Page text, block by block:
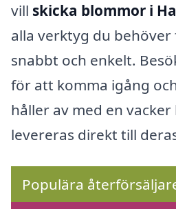
vill skicka blommor i
alla verktyg du
snabbt och enkelt.
för att komma igång
håller av med en
levereras direkt till
Populära